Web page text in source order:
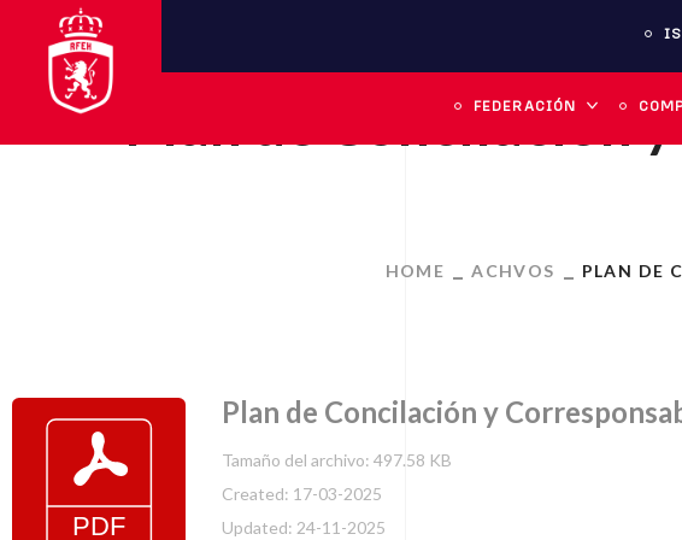
FEDERACIÓN
Plan de Concilación
HOME ACHVOS PLAN DE
Plan de Concilación y
Tamaño del archivo: 497.58 KB
Created: 17-03-2025
Updated: 24-11-2025